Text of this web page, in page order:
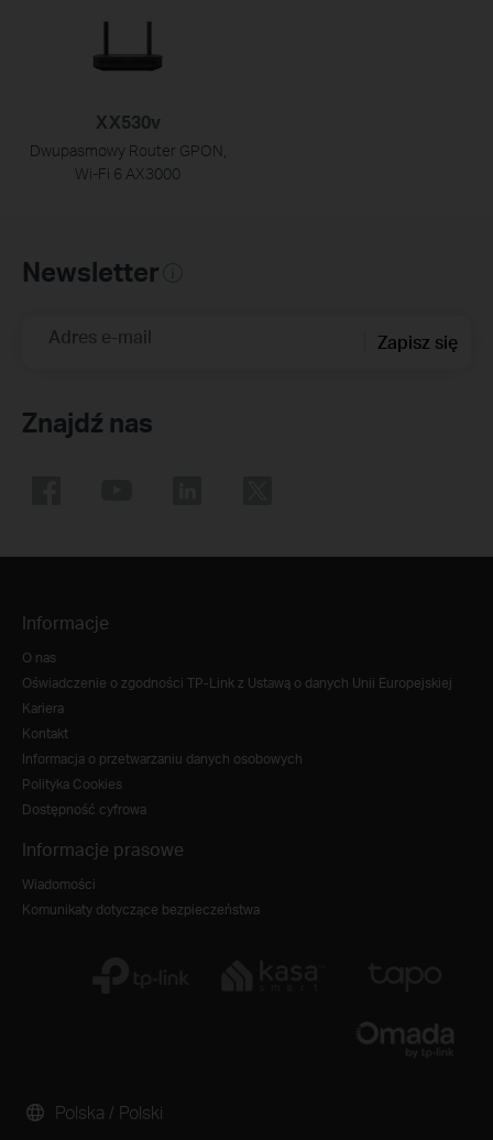
XX530v
Dwupasmowy Router GPON,
Wi-Fi 6 AX3000
Newsletter
Adres e-mail Zapisz się
Znajdź nas
Informacje
O nas
Oświadczenie o zgodności TP-Link z Ustawą o danych Unii Europejskiej
Kariera
Kontakt
Informacja o przetwarzaniu danych osobowych
Polityka Cookies
Dostępność cyfrowa
Informacje prasowe
Wiadomości
Komunikaty dotyczące bezpieczeństwa
Polska / Polski